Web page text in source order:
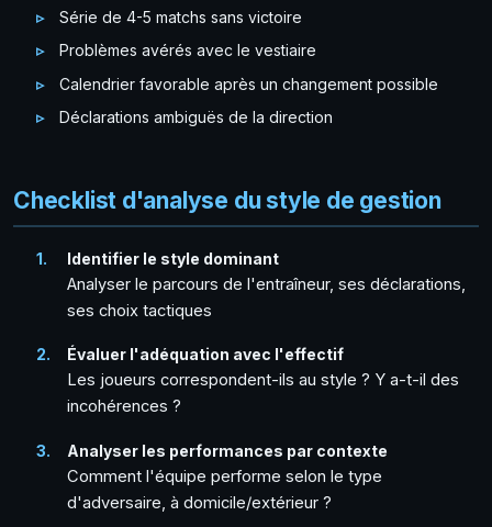
Série de 4-5 matchs sans victoire
Problèmes avérés avec le vestiaire
Calendrier favorable après un changement possible
Déclarations ambiguës de la direction
Checklist d'analyse du style de gestion
Identifier le style dominant
Analyser le parcours de l'entraîneur, ses déclarations,
ses choix tactiques
Évaluer l'adéquation avec l'effectif
Les joueurs correspondent-ils au style ? Y a-t-il des
incohérences ?
Analyser les performances par contexte
Comment l'équipe performe selon le type
d'adversaire, à domicile/extérieur ?